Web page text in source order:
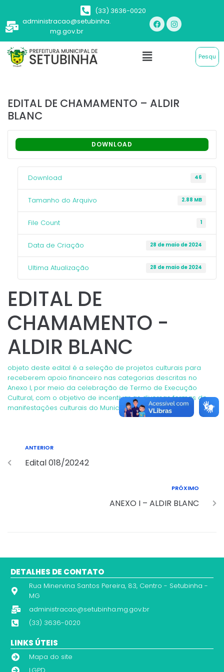
(33) 3636-0020
administracao@setubinha.
mg.gov.br
EDITAL DE CHAMAMENTO – ALDIR
BLANC
DOWNLOAD
Download 46
Tamanho do Arquivo 2.88 MB
File Count 1
Data de Criação 28 de maio de 2024
Ultima Atualização 28 de maio de 2024
EDITAL DE
CHAMAMENTO -
ALDIR BLANC
objeto deste edital é a seleção de projetos culturais para
receberem apoio financeiro nas categorias descritas no
Anexo I, por meio da celebração de Termo de Execução
Cultural, com o objetivo de incentivar as diversas formas de
manifestações culturais do Município de Setubinha.
ANTERIOR
Edital 018/20242
PRÓXIMO
ANEXO I – ALDIR BLANC
DETALHES DE CONTATO
Rua Minervina Santos Pereira, 83, Centro - Setubinha -
MG
administracao@setubinha.mg.gov.br
(33) 3636-0020
LINKS ÚTEIS
Mapa do site